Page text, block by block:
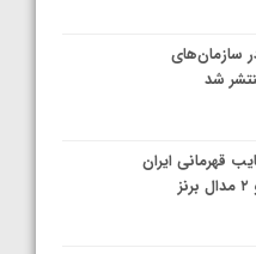
سازمان‌های
شد
قهرمانی ایران